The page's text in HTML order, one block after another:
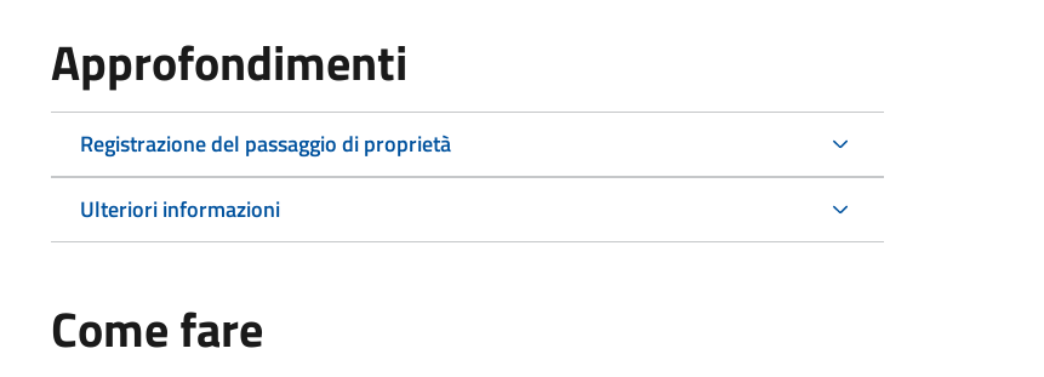
Approfondimenti
Registrazione del passaggio di proprietà
Ulteriori informazioni
Come fare